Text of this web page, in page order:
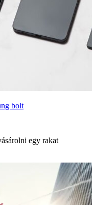
bolt
egy rakat